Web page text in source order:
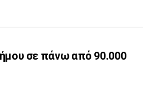
σε πάνω από 90.000